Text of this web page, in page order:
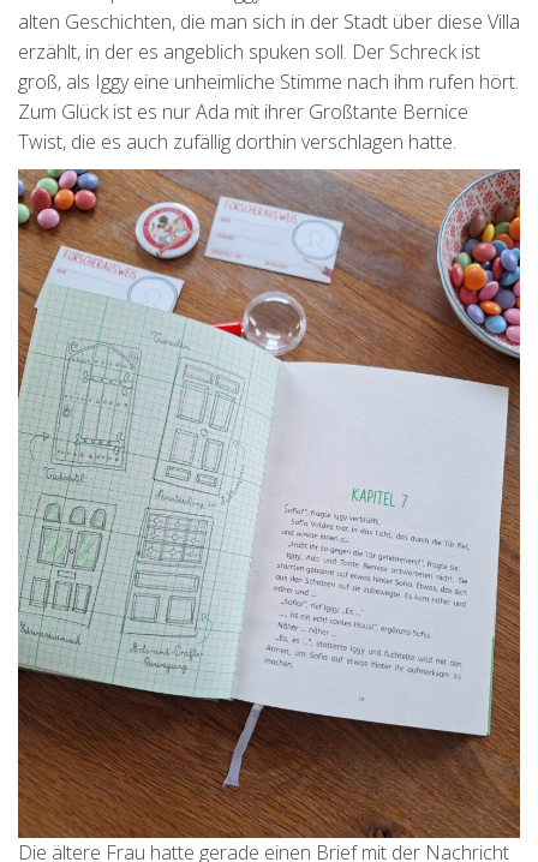
alten Geschichten, die man sich in der Stadt über diese Villa
erzählt, in der es angeblich spuken soll. Der Schreck ist
groß, als Iggy eine unheimliche Stimme nach ihm rufen hört.
Zum Glück ist es nur Ada mit ihrer Großtante Bernice
Twist, die es auch zufällig dorthin verschlagen hatte.
Die ältere Frau hatte gerade einen Brief mit der Nachricht